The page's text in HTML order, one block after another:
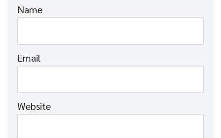
Name
Email
Website